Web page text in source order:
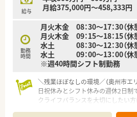
給与
月給375,000円～458,333円
勤務
時間
月火木金 08：30〜17：30（休
月火木金 09：15～18：15（休
水土 08：30〜12：30（休
水土 09：00〜13：00（休
※週40時間シフト制勤務
＼残業ほぼなしの環境／（奥州市エ
日祝休みとシフト休みの週休2日制
クライフバランスを大切にしたい方